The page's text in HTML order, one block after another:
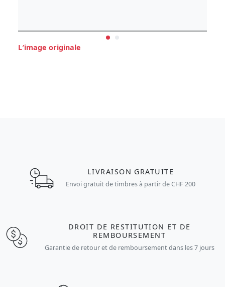
L′image originale
LIVRAISON GRATUITE
Envoi gratuit de timbres à partir de CHF 200
DROIT DE RESTITUTION ET DE
REMBOURSEMENT
Garantie de retour et de remboursement dans les 7 jours